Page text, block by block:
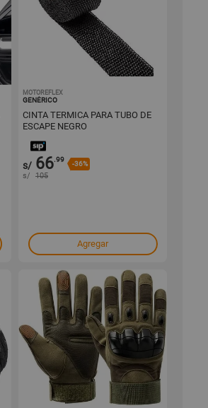
MOTOREFLEX
GENÉRICO
CINTA TERMICA PARA TUBO DE
ESCAPE NEGRO
s/ 66.99
-36%
s/ 105
Agregar